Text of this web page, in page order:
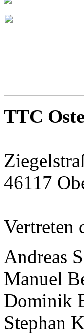
TTC
46117
Vertreten
Andreas
Manuel
Dominik
Stephan